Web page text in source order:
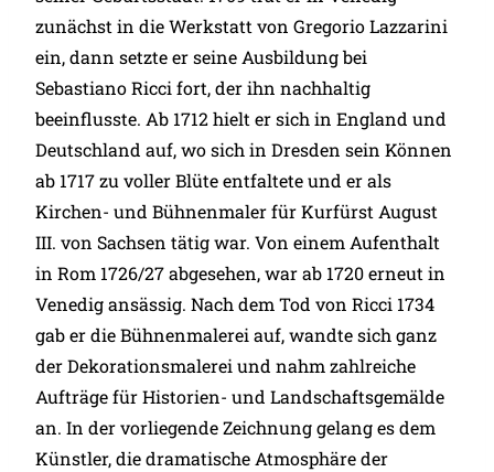
zunächst in die Werkstatt von Gregorio Lazzarini
ein, dann setzte er seine Ausbildung bei
Sebastiano Ricci fort, der ihn nachhaltig
beeinflusste. Ab 1712 hielt er sich in England und
Deutschland auf, wo sich in Dresden sein Können
ab 1717 zu voller Blüte entfaltete und er als
Kirchen- und Bühnenmaler für Kurfürst August
III. von Sachsen tätig war. Von einem Aufenthalt
in Rom 1726/27 abgesehen, war ab 1720 erneut in
Venedig ansässig. Nach dem Tod von Ricci 1734
gab er die Bühnenmalerei auf, wandte sich ganz
der Dekorationsmalerei und nahm zahlreiche
Aufträge für Historien- und Landschaftsgemälde
an. In der vorliegende Zeichnung gelang es dem
Künstler, die dramatische Atmosphäre der